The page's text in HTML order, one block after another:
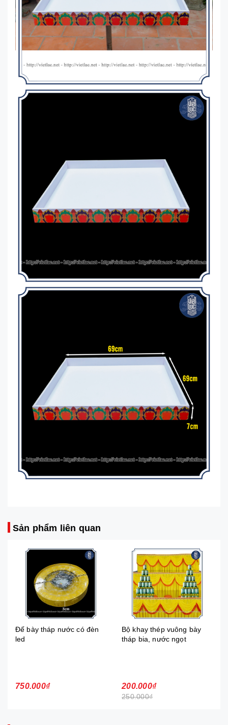
Sản phẩm liên quan
Bộ khay thép vuông bày
tháp bia, nước ngọt
200.000₫
Bộ khay thép tròn bày tháp
bia, nước ngọt
200.000₫
250.000₫